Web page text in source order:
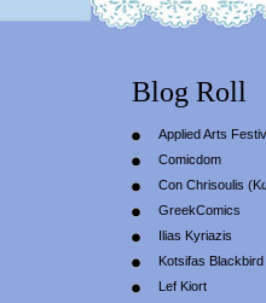
Blog Roll
Applied Arts
Comicdom
Con Chrisoulis
GreekComics
Ilias Kyriazis
Kotsifas Blackbird
Lef Kiort